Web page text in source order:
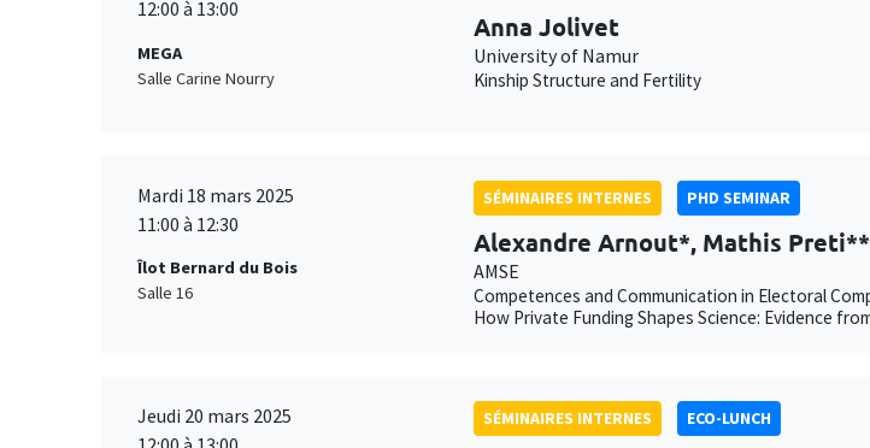
12:00 à 13:00
MEGA
Salle Carine Nourry
Anna Jolivet
University of Namur
Kinship Structure and Fertility
Mardi 18 mars 2025
11:00 à 12:30
Îlot Bernard du Bois
Salle 16
SÉMINAIRES INTERNES PHD SEMINAR
Alexandre Arnout*, Mathis Preti**
AMSE
Competences and Communication in Electoral
How Private Funding Shapes Science: Evidence
Jeudi 20 mars 2025
SÉMINAIRES INTERNES ECO-LUNCH